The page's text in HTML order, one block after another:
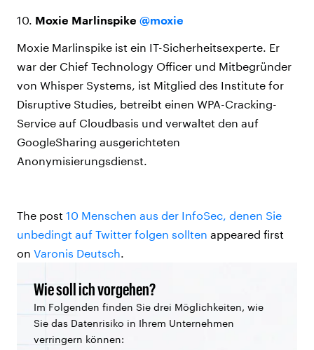
10. Moxie Marlinspike @moxie
Moxie Marlinspike ist ein IT-Sicherheitsexperte. Er
war der Chief Technology Officer und Mitbegründer
von Whisper Systems, ist Mitglied des Institute for
Disruptive Studies, betreibt einen WPA-Cracking-
Service auf Cloudbasis und verwaltet den auf
GoogleSharing ausgerichteten
Anonymisierungsdienst.
The post 10 Menschen aus der InfoSec, denen Sie
unbedingt auf Twitter folgen sollten appeared first
on Varonis Deutsch
Wie soll ich vorgehen?
Im Folgenden finden Sie drei Möglichkeiten, wie
Sie das Datenrisiko in Ihrem Unternehmen
verringern können: